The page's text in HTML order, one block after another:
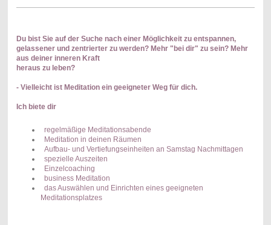
Du bist Sie auf der Suche nach einer Möglichkeit zu entspannen,
gelassener und zentrierter zu werden? Mehr "bei dir" zu sein? Mehr
aus deiner inneren Kraft
heraus zu leben?
- Vielleicht ist Meditation ein geeigneter Weg für dich.
Ich biete dir
regelmäßige Meditationsabende
Meditation in deinen Räumen
Aufbau- und Vertiefungseinheiten an Samstag Nachmittagen
spezielle Auszeiten
Einzelcoaching
business Meditation
das Auswählen und Einrichten eines geeigneten
Meditationsplatzes